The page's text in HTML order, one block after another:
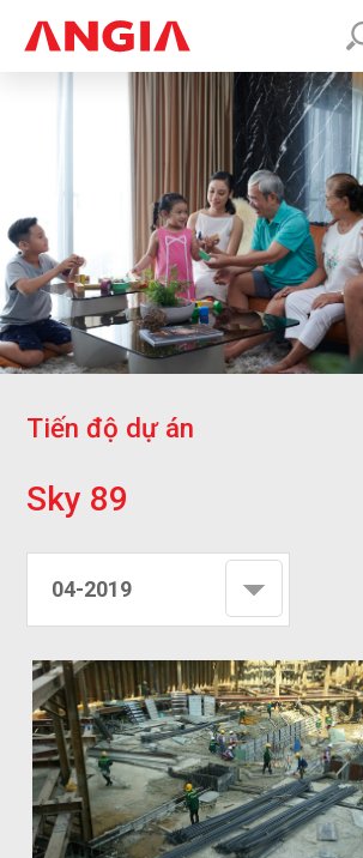
Tiến độ dự án
Sky 89
04-2019